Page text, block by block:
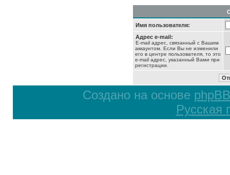
Имя пользователя:
Адрес e-mail:
E-mail адрес, связанный с Вашим
аккаунтом. Если Вы не изменили
его в центре пользователя, то это
e-mail адрес, указанный Вами при
регистрации.
Создано на основе phpBB
Русская